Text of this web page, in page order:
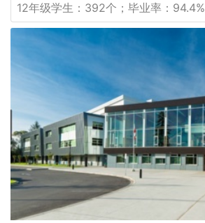
12年级学生：392个；毕业率：94.4%